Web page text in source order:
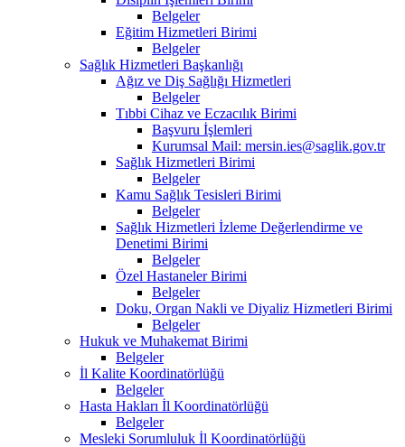
Belgeler
Eğitim Hizmetleri Birimi
Belgeler
Sağlık Hizmetleri Başkanlığı
Ağız ve Diş Sağlığı Hizmetleri
Belgeler
Tıbbi Cihaz ve Eczacılık Birimi
Başvuru İşlemleri
Kurumsal Mail: mersin.ies@saglik.gov.tr
Sağlık Hizmetleri Birimi
Belgeler
Kamu Sağlık Tesisleri Birimi
Belgeler
Sağlık Hizmetleri İzleme Değerlendirme ve
Denetimi Birimi
Belgeler
Özel Hastaneler Birimi
Belgeler
Doku, Organ Nakli ve Diyaliz Hizmetleri Birimi
Belgeler
Hukuk ve Muhakemat Birimi
Belgeler
İl Kalite Koordinatörlüğü
Belgeler
Hasta Hakları İl Koordinatörlüğü
Belgeler
Mesleki Sorumluluk İl Koordinatörlüğü